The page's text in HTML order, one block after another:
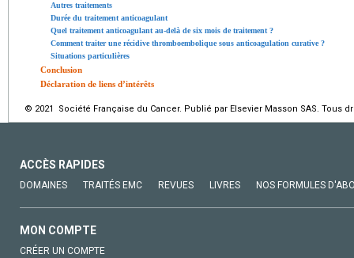
Autres traitements
Durée du traitement anticoagulant
Quel traitement anticoagulant au-delà de six mois de traitement ?
Comment traiter une récidive thromboembolique sous anticoagulation curative ?
Situations particulières
Conclusion
Déclaration de liens d’intérêts
© 2021 Société Française du Cancer. Publié par Elsevier Masson SAS. Tous
ACCÈS RAPIDES
DOMAINES TRAITÉS EMC REVUES LIVRES NOS FORMULES
MON COMPTE
CRÉER UN COMPTE